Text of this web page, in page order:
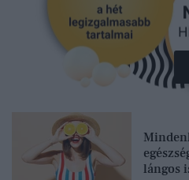
lángos